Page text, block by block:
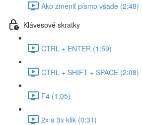
Ako zmeniť písmo všade (2:48)
Klávesové skratky
CTRL + ENTER (1:59)
CTRL + SHIFT + SPACE (2:08)
F4 (1:05)
2x a 3x klik (0:31)